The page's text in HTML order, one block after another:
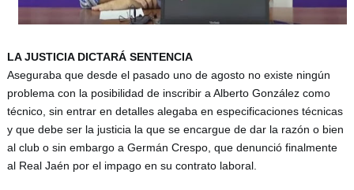
LA JUSTICIA DICTARÁ SENTENCIA
Aseguraba que desde el pasado uno de agosto no existe ningún
problema con la posibilidad de inscribir a Alberto González como
técnico, sin entrar en detalles alegaba en especificaciones técnicas
y que debe ser la justicia la que se encargue de dar la razón o bien
al club o sin embargo a Germán Crespo, que denunció finalmente
al Real Jaén por el impago en su contrato laboral.